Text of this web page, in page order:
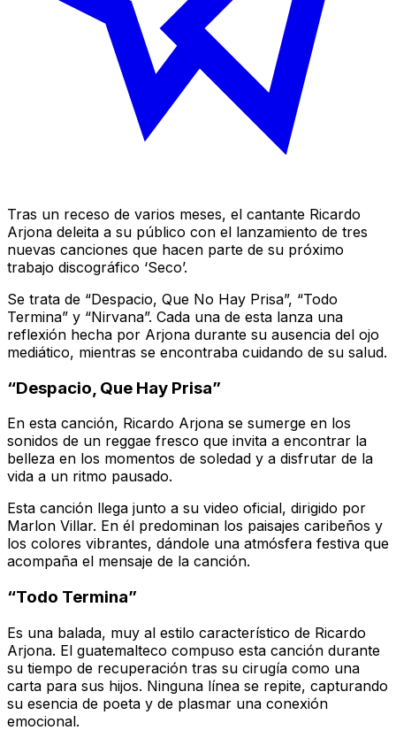
Tras un receso de varios meses, el cantante Ricardo
Arjona deleita a su público con el lanzamiento de tres
nuevas canciones que hacen parte de su próximo
trabajo discográfico ‘Seco’.
Se trata de “Despacio, Que No Hay Prisa”, “Todo
Termina” y “Nirvana”. Cada una de esta lanza una
reflexión hecha por Arjona durante su ausencia del ojo
mediático, mientras se encontraba cuidando de su salud.
“Despacio, Que Hay Prisa”
En esta canción, Ricardo Arjona se sumerge en los
sonidos de un reggae fresco que invita a encontrar la
belleza en los momentos de soledad y a disfrutar de la
vida a un ritmo pausado.
Esta canción llega junto a su video oficial, dirigido por
Marlon Villar. En él predominan los paisajes caribeños y
los colores vibrantes, dándole una atmósfera festiva que
acompaña el mensaje de la canción.
“Todo Termina”
Es una balada, muy al estilo característico de Ricardo
Arjona. El guatemalteco compuso esta canción durante
su tiempo de recuperación tras su cirugía como una
carta para sus hijos. Ninguna línea se repite, capturando
su esencia de poeta y de plasmar una conexión
emocional.